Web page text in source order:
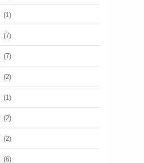
(1)
(7)
(7)
(2)
(1)
(2)
(2)
(6)